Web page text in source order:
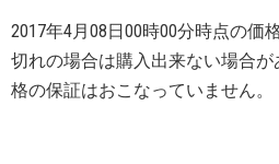
2017年4月08日00時00分時点の価
切れの場合は購入出来ない場合
格の保証はおこなっていません。